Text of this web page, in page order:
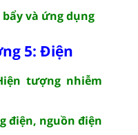
và ứng dụng
5: Điện
tượng nhiễm
điện, nguồn điện